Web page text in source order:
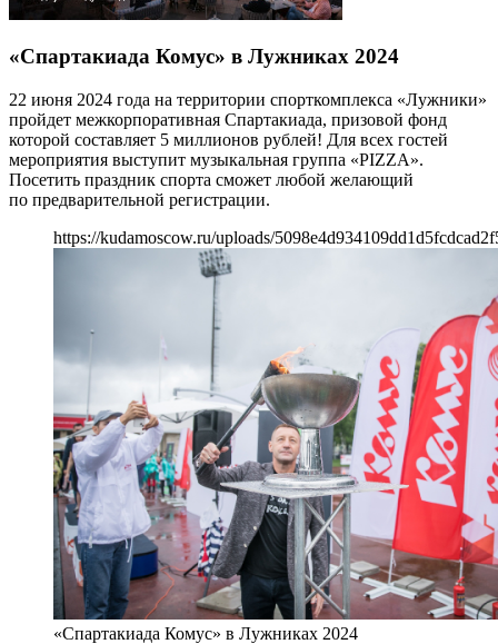
«Спартакиада Комус» в Лужниках 2024
22 июня 2024 года на территории спорткомплекса «Лужники»
пройдет межкорпоративная Спартакиада, призовой фонд
которой составляет 5 миллионов рублей! Для всех гостей
мероприятия выступит музыкальная группа «PIZZA».
Посетить праздник спорта сможет любой желающий
по предварительной регистрации.
https://kudamoscow.ru/uploads/
«Спартакиада Комус» в Лужниках 2024